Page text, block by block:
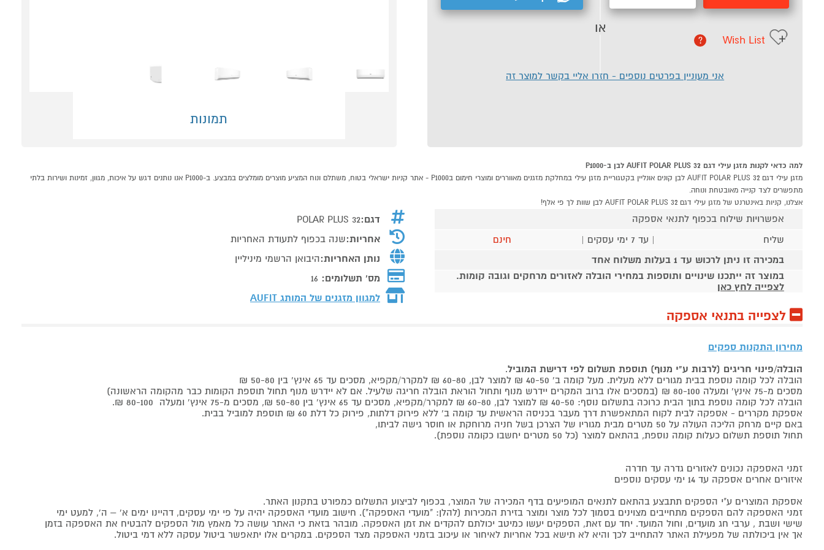
תמונות
או
Wish List
?
אני מעוניין בפרטים נוספים - חזרו אליי בקשר למוצר זה
למה כדאי לקנות מזגן עילי דגם AUFIT POLAR PLUS 32 לבן ב-P1000
מזגן עילי דגם AUFIT POLAR PLUS 32 לבן קונים אונליין בקטגוריית מזגן עילי במחלקת מזגנים מאווררים ומוצרי חימום בP1000 - אתר קניות ישראלי בטוח, משתלם ונוח המציע מוצרים מומלצים במבצע. ב-P1000 אנו נותנים דגש על איכות, מגוון, זמינות ושירות בלתי
מתפשרים לצד קנייה מאובטחת ונוחה.
אצלנו, קניות באינטרנט של מזגן עילי דגם AUFIT POLAR PLUS 32 לבן שוות לך פי אלף!
אפשרויות שילוח בכפוף לתנאי אספקה
שליח
| עד 7 ימי עסקים |
חינם
במכירה זו ניתן לרכוש עד 1 בעלות משלוח אחד
במוצר זה ייתכנו שינויים ותוספות במחירי הובלה לאזורים מרחקים וגובה קומות.
לצפייה לחץ כאן
דגם:POLAR PLUS 32
אחריות:שנה בכפוף לתעודת האחריות
נותן האחריות:היבואן הרשמי מיניליין
מס' תשלומים: 16
למגוון מזגנים של המותג AUFIT
לצפייה בתנאי אספקה
מחירון התקנות ספקים
הובלה/פינוי חריגים (לרבות ע"י מנוף) תוספת תשלום לפי דרישת המוביל.
הובלה לכל קומה נוספת בבית מגורים ללא מעלית. מעל קומה ב' 40-50 ₪ למוצר לבן, 60-80 ₪ למקרר/מקפיא, מסכים עד 65 אינץ' בין 50-80 ₪
מסכים מ-75 אינץ' ומעלה 80-100 ₪ (במסכים אלו ברוב המקרים יידרש מנוף ותחול הוראת הובלה חריגה שלעיל. אם לא יידרש מנוף תחול תוספת הקומות כבר מהקומה הראשונה)
הובלה לכל קומה נוספת בתוך הבית כרוכה בתשלום נוסף: 40-50 ₪ למוצר לבן, 60-80 ₪ למקרר/מקפיא, מסכים עד 65 אינץ' בין 50-80 ₪, מסכים מ-75 אינץ' ומעלה 80-100 ₪.
אספקת מקררים - אספקה לבית לקוח המתאפשרת דרך מעבר בכניסה הראשית עד קומה ב' ללא פירוק דלתות, פירוק כל דלת 60 ₪ תוספת למוביל בבית.
באם קיים מרחק הליכה העולה על 50 מטרים מבית מגוריו של הצרכן בשל חניה מרוחקת או חוסר גישה לביתו,
תחול תוספת תשלום כעלות קומה נוספת, בהתאם למוצר (כל 50 מטרים יחשבו כקומה נוספת).
זמני האספקה נכונים לאזורים גדרה עד חדרה
איזורים אחרים אספקה עד 14 ימי עסקים נוספים
אספקת המוצרים ע"י הספקים תתבצע בהתאם לתנאים המופיעים בדף המכירה של המוצר, בכפוף לביצוע התשלום כמפורט בתקנון האתר.
זמני האספקה להם הספקים מתחייבים מצוינים בסמוך לכל מוצר ומוצר בזירת המכירות (להלן: "מועדי האספקה"). חישוב מועדי האספקה יהיה על פי ימי עסקים, דהיינו ימים א' – ה', למעט ימי
שישי ושבת , ערבי חג מועדים, וחול המועד. יחד עם זאת, הספקים יעשו כמיטב יכולתם להקדים את זמן האספקה. מובהר בזאת כי האתר עושה כל מאמץ מול הספקים להבטיח את האספקה בזמן
אך אין ביכולתה של מפעילת האתר להתחייב לכך והיא לא תישא בכל אחריות לאיחור או עיכוב בזמני האספקה מצד הספקים. במקרים אלו יתאפשר ביטול עסקה ללא דמי ביטול.